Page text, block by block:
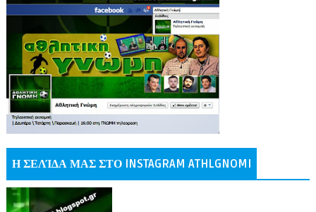
Η ΣΕΛΊΔΑ ΜΑΣ ΣΤΟ INSTAGRAM ATHLGNOMI